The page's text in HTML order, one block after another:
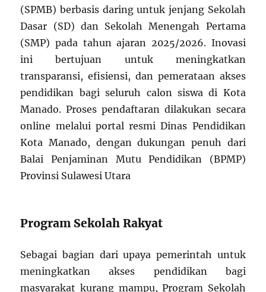
(SPMB) berbasis daring untuk jenjang Sekolah
Dasar (SD) dan Sekolah Menengah Pertama
(SMP) pada tahun ajaran 2025/2026. Inovasi
ini bertujuan untuk meningkatkan
transparansi, efisiensi, dan pemerataan akses
pendidikan bagi seluruh calon siswa di Kota
Manado. Proses pendaftaran dilakukan secara
online melalui portal resmi Dinas Pendidikan
Kota Manado, dengan dukungan penuh dari
Balai Penjaminan Mutu Pendidikan (BPMP)
Provinsi Sulawesi Utara
Program Sekolah Rakyat
Sebagai bagian dari upaya pemerintah untuk
meningkatkan akses pendidikan bagi
masyarakat kurang mampu, Program Sekolah